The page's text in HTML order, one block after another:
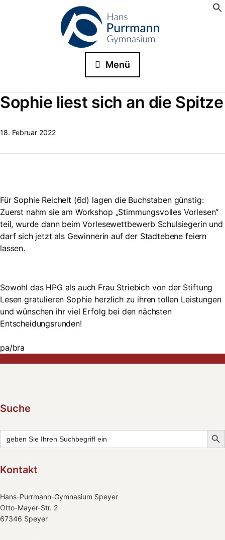
Menü
Sophie liest sich an die Spitze
18. Februar 2022
Für Sophie Reichelt (6d) lagen die Buchstaben günstig:
Zuerst nahm sie am Workshop „Stimmungsvolles Vorlesen“
teil, wurde dann beim Vorlesewettbewerb Schulsiegerin und
darf sich jetzt als Gewinnerin auf der Stadtebene feiern
lassen.
Sowohl das HPG als auch Frau Striebich von der Stiftung
Lesen gratulieren Sophie herzlich zu ihren tollen Leistungen
und wünschen ihr viel Erfolg bei den nächsten
Entscheidungsrunden!
pa/bra
Suche
Search
for:
Kontakt
Hans-Purrmann-Gymnasium Speyer
Otto-Mayer-Str. 2
67346 Speyer